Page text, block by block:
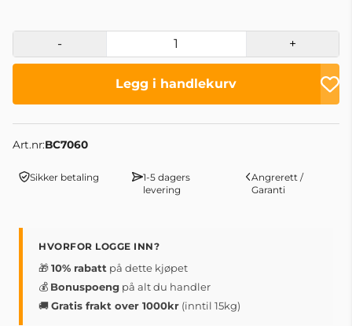
- +
Legg i handlekurv
Art.nr:BC7060
Sikker betaling
1-5 dagers
levering
Angrerett /
Garanti
HVORFOR LOGGE INN?
🎁10% rabatt på dette kjøpet
💰 Bonuspoeng på alt du handler
🚚Gratis frakt over 1000kr (inntil 15kg)